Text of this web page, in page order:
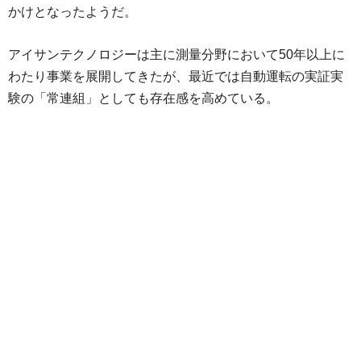
かけとなったようだ。
アイサンテクノロジーは主に測量分野において50年以上に
わたり事業を展開してきたが、最近では自動運転の実証実
験の「常連組」としても存在感を高めている。